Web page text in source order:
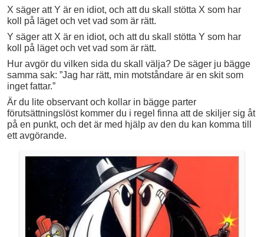
X säger att Y är en idiot, och att du skall stötta X som har
koll på läget och vet vad som är rätt.
Y säger att X är en idiot, och att du skall stötta Y som har
koll på läget och vet vad som är rätt.
Hur avgör du vilken sida du skall välja? De säger ju bägge
samma sak: ”Jag har rätt, min motståndare är en skit som
inget fattar.”
Är du lite observant och kollar in bägge parter
förutsättningslöst kommer du i regel finna att de skiljer sig åt
på en punkt, och det är med hjälp av den du kan komma till
ett avgörande.